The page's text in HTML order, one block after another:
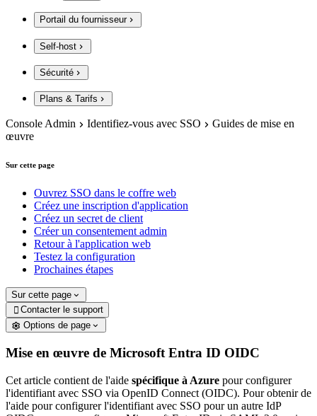
Portail du fournisseur
Self-host
Sécurité
Plans & Tarifs
Console Admin Identifiez-vous avec SSO
Guides de mise en
œuvre
Sur cette page
Ouvrez SSO dans le coffre web
Créez une inscription d'application
Créez un secret de client
Créer un consentement admin
Retour à l'application web
Testez la configuration
Prochaines étapes
Sur cette page
 Contacter le support
Options de page
Mise en œuvre de Microsoft Entra ID OIDC
Cet article contient de l'aide spécifique à Azure pour configurer
l'identifiant avec SSO via OpenID Connect (OIDC). Pour obtenir de
l'aide pour configurer l'identifiant avec SSO pour un autre IdP